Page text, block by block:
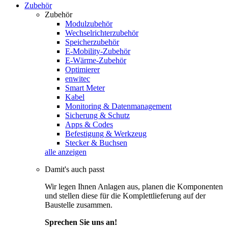
Zubehör
Zubehör
Modulzubehör
Wechselrichterzubehör
Speicherzubehör
E-Mobility-Zubehör
E-Wärme-Zubehör
Optimierer
enwitec
Smart Meter
Kabel
Monitoring & Datenmanagement
Sicherung & Schutz
Apps & Codes
Befestigung & Werkzeug
Stecker & Buchsen
alle anzeigen
Damit's auch passt
Wir legen Ihnen Anlagen aus, planen die Komponenten
und stellen diese für die Komplettlieferung auf der
Baustelle zusammen.
Sprechen Sie uns an!